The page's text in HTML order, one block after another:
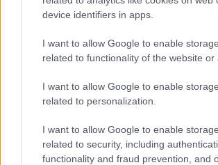
device identifiers in apps.
I want to allow Google to enable storage
related to functionality of the website or
I want to allow Google to enable storage
related to personalization.
I want to allow Google to enable storage
related to security, including
functionality and fraud prevention, and
Istotną zaletą jest możliwość montażu
akumulator o pojemności 7100 mAh
kompatybilne ze standardowymi